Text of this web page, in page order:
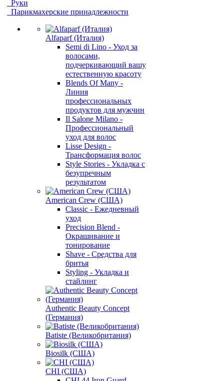
Руки
Парикмахерские принадлежности
Alfaparf (Италия)
Semi di Lino - Уход за
волосами,
подчеркивающий вашу
естественную красоту
Blends Of Many -
Линия
профессиональных
продуктов для мужчин
Il Salone Milano -
Профессиональный
уход для волос
Lisse Design -
Трансформация волос
Style Stories - Укладка с
безупречным
результатом
American Crew (США)
Classic - Ежедневный
уход
Precision Blend -
Окрашивание и
тонирование
Shave - Средства для
бритья
Styling - Укладка и
стайлинг
Authentic Beauty Concept
(Германия)
Batiste (Великобритания)
Biosilk (США)
CHI (США)